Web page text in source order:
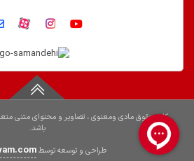
کلیه حقوق مادی ومعنوی ، تصاویر و محتوای متنی
باشد.
طراحی و توسعه توسط